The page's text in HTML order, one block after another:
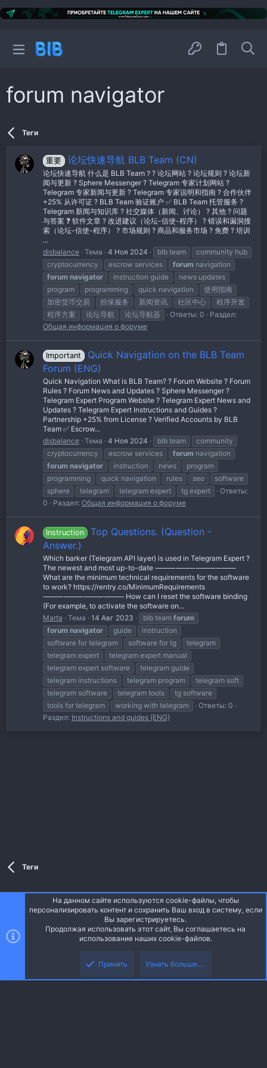
forum navigator
Теги
重要 论坛快速导航 BLB Team (CN)
论坛快速导航 什么是 BLB Team？?️ 论坛网站 ? 论坛规则 ? 论坛新
闻与更新 ? Sphere Messenger ? Telegram 专家计划网站 ?
Telegram 专家新闻与更新 ?️ Telegram 专家说明和指南 ? 合作伙伴
+25% 从许可证 ? BLB Team 验证账户 ✅ BLB Team 托管服务 ?️
Telegram 新闻与知识库 ? 社交媒体（新闻、讨论） ? 其他 ? 问题
与答案 ❓ 软件文章 ?️ 改进建议（论坛-信使-程序） ? 错误和漏洞搜
索（论坛-信使-程序） ? 市场规则 ?️ 商品和服务市场 ? 免费 ? 培训
...
disbalance Тема 4 Ноя 2024 blb team
community hub
cryptocurrency
escrow services forum navigation
forum navigator instruction guide
news updates
program
programming quick navigation
使用指南
加密货币交易
担保服务 新闻资讯 社区中心
程序开发
程序方案
论坛导航 论坛导航器 Ответы: 0
Раздел:
Общая информация о форуме
Important
Quick Navigation on the BLB Team
Forum (ENG)
Quick Navigation What is BLB Team? ?️ Forum Website ? Forum
Rules ? Forum News and Updates ? Sphere Messenger ?
Telegram Expert Program Website ? Telegram Expert News and
Updates ?️ Telegram Expert Instructions and Guides ?
Partnership +25% from License ? Verified Accounts by BLB
Team ✅ Escrow...
disbalance Тема 4 Ноя 2024 blb team
community
cryptocurrency
escrow services forum navigation
forum navigator instruction news
program
programming
quick navigation rules seo
software
sphere
telegram telegram expert tg expert
Ответы:
0
Раздел: Общая информация о форуме
Instruction
Top Questions. (Question -
Answer.)
Which barker (Telegram API layer) is used in Telegram Expert ?
The newest and most up-to-date ⸻⸻⸻⸻
What are the minimum technical requirements for the software
to work? https://rentry.co/MinimumRequirements
⸻⸻⸻⸻ How can I reset the software binding
(For example, to activate the software on...
Marta
Тема 14 Авг 2023 blb team forum
forum navigator guide
instruction
software for telegram
software for tg
telegram
telegram expert
telegram expert manual
telegram expert software
telegram guide
telegram instructions
telegram program
telegram soft
telegram software
telegram tools
tg software
tools for telegram
working with telegram
Ответы: 0
Раздел: Instructions and guides (ENG)
Теги
Обратная связь
Условия и правила
Политика конфиденциальности
Style and add-ons by ThemeHouse
Перевод от Jumuro ®
Запросы 13 Время 0.0412s Память 3.32MB
Верх
На данном сайте используются cookie-файлы, чтобы
персонализировать контент и сохранить Ваш вход в систему, если
Вы зарегистрируетесь.
Продолжая использовать этот сайт, Вы соглашаетесь на
использование наших cookie-файлов.
Принять Узнать больше.…